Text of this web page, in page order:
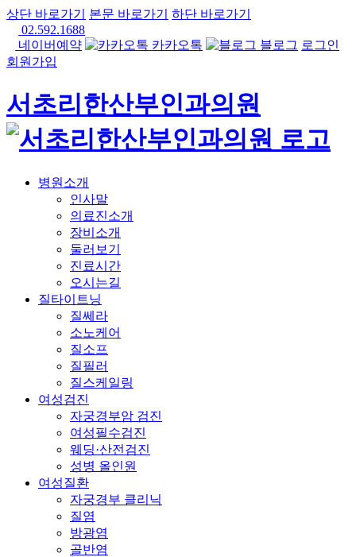
상단 바로가기 본문 바로가기
하단 바로가기
02.592.1688
네이버예약
카카오톡 블로그 로그인
회원가입
서초리한산부인과의원
병원소개
인사말
의료진소개
장비소개
둘러보기
진료시간
오시는길
질타이트닝
질쎄라
소노케어
질소프
질필러
질스케일링
여성검진
자궁경부암 검진
여성필수검진
웨딩·산전검진
성병 올인원
여성질환
자궁경부 클리닉
질염
방광염
골반염